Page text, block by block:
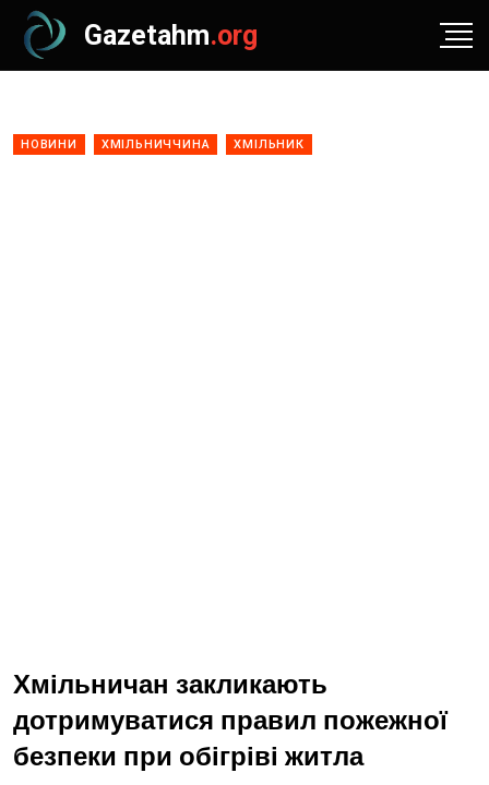
Gazetahm.org
НОВИНИ ХМІЛЬНИЧЧИНА ХМІЛЬНИК
Хмільничан закликають
дотримуватися правил пожежної
безпеки при обігріві житла